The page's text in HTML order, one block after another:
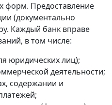
форм. Предоставление
(документально
Каждый банк вправе
в том числе:
юридических лиц);
деятельности;
содержании и